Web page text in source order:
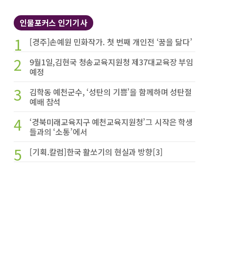
인물포커스 인기기사
1 [경주]손예원 민화작가. 첫 번째 개인전 ‘꿈을 닮다’
2
9월1일,김현국 청송교육지원청 제37대교육장 부임
예정
3
김학동 예천군수, ‘성탄의 기쁨’을 함께하며 성탄절
예배 참석
4
‘경북미래교육지구 예천교육지원청’그 시작은 학생
들과의 ‘소통’에서
5 [기획.칼럼]한국 활쏘기의 현실과 방향[3]